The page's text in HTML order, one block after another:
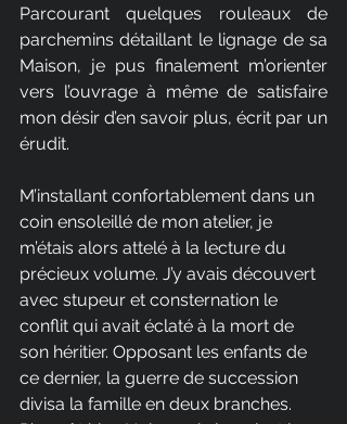
Parcourant quelques rouleaux de
parchemins détaillant le lignage de sa
Maison, je pus finalement m’orienter
vers l’ouvrage à même de satisfaire
mon désir d’en savoir plus, écrit par un
érudit.
M’installant confortablement dans un
coin ensoleillé de mon atelier, je
m’étais alors attelé à la lecture du
précieux volume. J’y avais découvert
avec stupeur et consternation le
conflit qui avait éclaté à la mort de
son héritier. Opposant les enfants de
ce dernier, la guerre de succession
divisa la famille en deux branches.